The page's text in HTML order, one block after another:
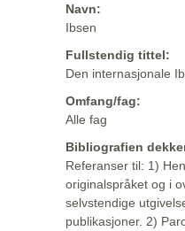
Navn:
Ibsen
Fullstendig tittel:
Den internasjonale
Omfang/fag:
Alle fag
Bibliografien
Referanser til: 1)
originalspråket og i
selvstendige
publikasjoner. 2)